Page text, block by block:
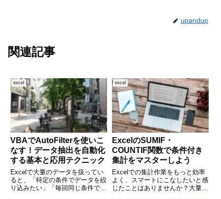
upandup
関連記事
excel
VBAでAutoFilterを使いこ
なす！データ抽出を自動化
する基本と応用テクニック
Excelで大量のデータを扱ってい
ると、「特定の条件でデータを絞
り込みたい」「毎回同じ条件でフ
excel
ExcelのSUMIF・
COUNTIF関数で条件付き
集計をマスターしよう
Excelでの集計作業をもっと効率
よく、スマートにこなしたいと感
じたことはありませんか？大量の